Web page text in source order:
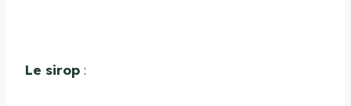
Le sirop :